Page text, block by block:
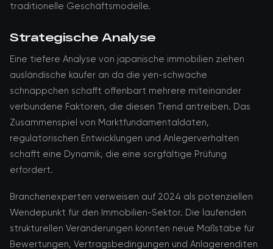
traditionelle Geschäftsmodelle.
Strategische Analyse
Eine tiefere Analyse von japanische immobilien ziehen
ausländische käufer an da die yen-schwäche
schnäppchen schafft offenbart mehrere miteinander
verbundene Faktoren, die diesen Trend antreiben. Das
Zusammenspiel von Marktfundamentaldaten,
regulatorischen Entwicklungen und Anlegerverhalten
schafft eine Dynamik, die eine sorgfältige Prüfung
erfordert.
Branchenexperten verweisen auf 2024 als potenziellen
Wendepunkt für den Immobilien-Sektor. Die laufenden
strukturellen Veränderungen könnten neue Maßstäbe für
Bewertungen, Vertragsbedingungen und Anlagerenditen